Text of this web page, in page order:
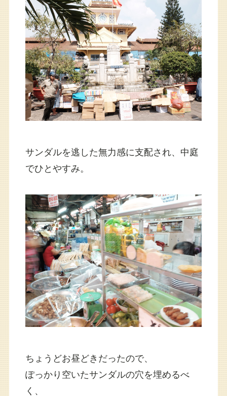
サンダルを逃した無力感に支配され、中庭
でひとやすみ。
ちょうどお昼どきだったので、
ぽっかり空いたサンダルの穴を埋めるべ
く、